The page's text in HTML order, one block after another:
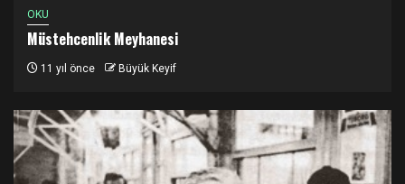
OKU
Müstehcenlik Meyhanesi
11 yıl önce Büyük Keyif